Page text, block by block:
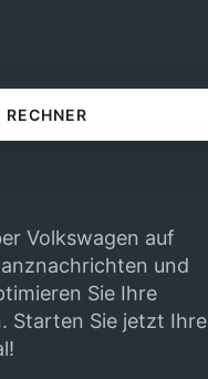
RECHNER
Volkswagen auf
und
Sie Ihre
Starten Sie jetzt Ihre